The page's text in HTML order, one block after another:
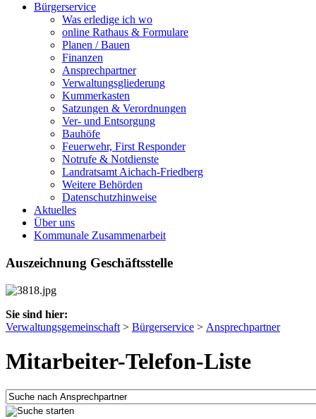
Bürgerservice
Was erledige ich wo
online Rathaus & Formulare
Planen / Bauen
Finanzen
Ansprechpartner
Verwaltungsgliederung
Kummerkasten
Satzungen & Verordnungen
Ver- und Entsorgung
Bauhöfe
Feuerwehr, First Responder
Notrufe & Notdienste
Landratsamt Aichach-Friedberg
Weitere Behörden
Datenschutzhinweise
Aktuelles
Über uns
Kommunale Zusammenarbeit
Auszeichnung Geschäftsstelle
Sie sind hier:
Verwaltungsgemeinschaft > Bürgerservice > Ansprechpartner
Mitarbeiter-Telefon-Liste